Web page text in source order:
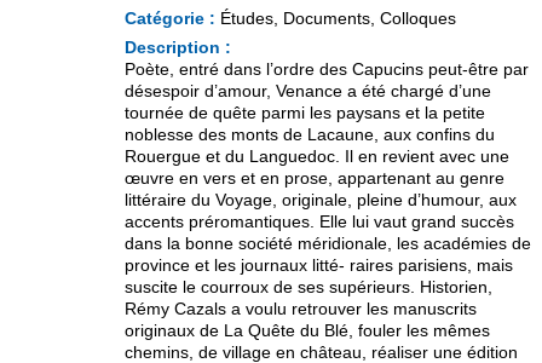
Catégorie : Études, Documents, Colloques
Description :
Poète, entré dans l’ordre des Capucins peut-être par
désespoir d’amour, Venance a été chargé d’une
tournée de quête parmi les paysans et la petite
noblesse des monts de Lacaune, aux confins du
Rouergue et du Languedoc. Il en revient avec une
œuvre en vers et en prose, appartenant au genre
littéraire du Voyage, originale, pleine d’humour, aux
accents préromantiques. Elle lui vaut grand succès
dans la bonne société méridionale, les académies de
province et les journaux litté- raires parisiens, mais
suscite le courroux de ses supérieurs. Historien,
Rémy Cazals a voulu retrouver les manuscrits
originaux de La Quête du Blé, fouler les mêmes
chemins, de village en château, réaliser une édition